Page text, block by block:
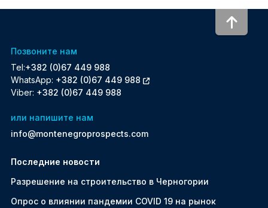
Позвоните нам
Tel:+382 (0)67 449 988
WhatsApp: +382 (0)67 449 988
Viber: +382 (0)67 449 988
или напишите нам
info@montenegroprospects.com
Последние новости
Разрешение на строительство в Черногории
Oпрос о влиянии пандемии COVID 19 на рынок
To